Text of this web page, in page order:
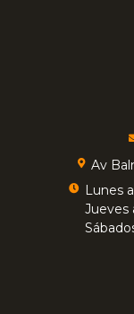
Av
Lunes
Jueves